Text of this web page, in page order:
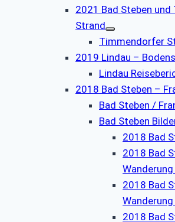
2021 Bad Steben
Strand
Timmendorfer
2019 Lindau –
Lindau
2018 Bad Steben –
Bad Steben /
Bad Steben
2018 Bad
2018 Bad
Wanderung
2018 Bad
Wanderung
2018 Bad